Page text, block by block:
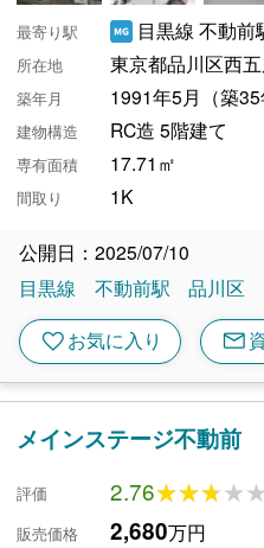
最寄り駅 目黒線 不動前
所在地 東京都品川区西
築年月 1991年5月（築35
建物構造 RC造 5階建て
専有面積 17.71㎡
間取り 1K
公開日：2025/07/10
目黒線
不動前駅 品川区
favoriteお気に入り mail
メインステージ不動前
評価 2.76★★★★★
★★★★★
販売価格 2,680万円